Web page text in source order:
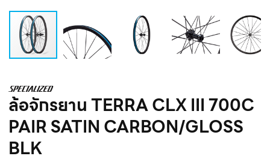
ล้อจักรยาน TERRA CLX III 700C
PAIR SATIN CARBON/GLOSS
BLK